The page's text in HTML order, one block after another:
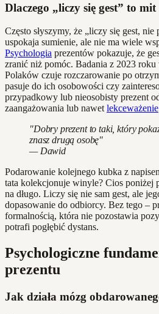
Dlaczego „liczy się gest” to mit
Często słyszymy, że „liczy się gest,
uspokaja sumienie, ale nie ma wiele
Psychologia prezentów pokazuje, że
zranić niż pomóc. Badania z 2023 roku
Polaków czuje rozczarowanie po
pasuje do ich osobowości czy
przypadkowy lub nieosobisty prezent
zaangażowania lub nawet lekceważenie
"Dobry prezent to taki, który
znasz drugą osobę"
— Dawid
Podarowanie kolejnego kubka z
tata kolekcjonuje winyle? Cios poniżej
na długo. Liczy się nie sam gest, ale
dopasowanie do odbiorcy. Bez tego –
formalnością, która nie pozostawia
potrafi pogłębić dystans.
Psychologiczne
prezentu
Jak działa mózg